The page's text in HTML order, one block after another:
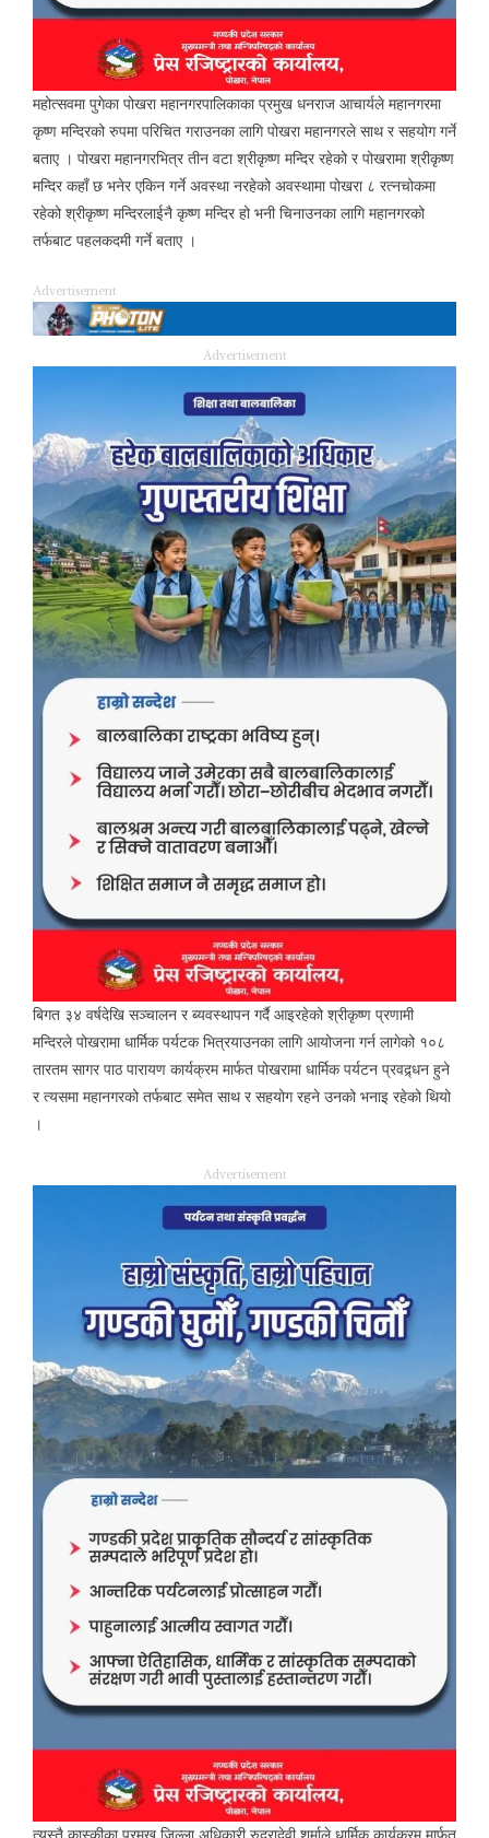
महोत्सवमा पुगेका पोखरा महानगरपालिकाका प्रमुख धनराज आचार्यले महानगरमा
कृष्ण मन्दिरको रुपमा परिचित गराउनका लागि पोखरा महानगरले साथ र सहयोग गर्ने
बताए । पोखरा महानगरभित्र तीन वटा श्रीकृष्ण मन्दिर रहेको र पोखरामा श्रीकृष्ण
मन्दिर कहाँ छ भनेर एकिन गर्ने अवस्था नरहेको अवस्थामा पोखरा ८ रत्नचोकमा
रहेको श्रीकृष्ण मन्दिरलाईनै कृष्ण मन्दिर हो भनी चिनाउनका लागि महानगरको
तर्फबाट पहलकदमी गर्ने बताए ।
Advertisement
Advertisement
बिगत ३४ वर्षदेखि सञ्चालन र ब्यवस्थापन गर्दै आइरहेको श्रीकृष्ण प्रणामी
मन्दिरले पोखरामा धार्मिक पर्यटक भित्रयाउनका लागि आयोजना गर्न लागेको १०८
तारतम सागर पाठ पारायण कार्यक्रम मार्फत पोखरामा धार्मिक पर्यटन प्रवद्र्धन हुने
र त्यसमा महानगरको तर्फबाट समेत साथ र सहयोग रहने उनको भनाइ रहेको थियो
।
Advertisement